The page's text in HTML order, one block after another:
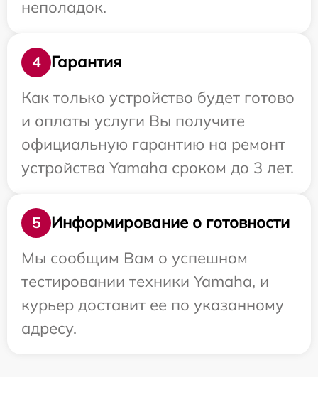
неполадок.
4
Гарантия
Как только устройство будет готово
и оплаты услуги Вы получите
официальную гарантию на ремонт
устройства Yamaha сроком до 3 лет.
5
Информирование о готовности
Мы сообщим Вам о успешном
тестировании техники Yamaha, и
курьер доставит ее по указанному
адресу.